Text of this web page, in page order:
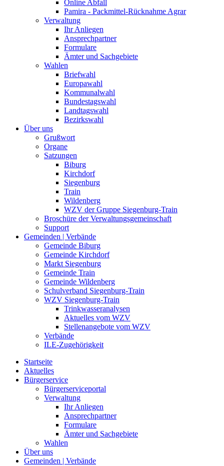
Online Abfall
Pamira - Packmittel-Rücknahme Agrar
Verwaltung
Ihr Anliegen
Ansprechpartner
Formulare
Ämter und Sachgebiete
Wahlen
Briefwahl
Europawahl
Kommunalwahl
Bundestagswahl
Landtagswahl
Bezirkswahl
Über uns
Grußwort
Organe
Satzungen
Biburg
Kirchdorf
Siegenburg
Train
Wildenberg
WZV der Gruppe Siegenburg-Train
Broschüre der Verwaltungsgemeinschaft
Support
Gemeinden | Verbände
Gemeinde Biburg
Gemeinde Kirchdorf
Markt Siegenburg
Gemeinde Train
Gemeinde Wildenberg
Schulverband Siegenburg-Train
WZV Siegenburg-Train
Trinkwasseranalysen
Aktuelles vom WZV
Stellenangebote vom WZV
Verbände
ILE-Zugehörigkeit
Startseite
Aktuelles
Bürgerservice
Bürgerserviceportal
Verwaltung
Ihr Anliegen
Ansprechpartner
Formulare
Ämter und Sachgebiete
Wahlen
Über uns
Gemeinden | Verbände